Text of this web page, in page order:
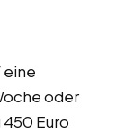
eine
oder
Euro